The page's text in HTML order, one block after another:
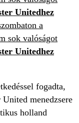
Unitedhez
a
sok valóságot
Unitedhez
fogadta,
menedzsere
holland